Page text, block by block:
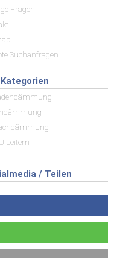
Fragen
Suchanfragen
Leitern
/ Teilen